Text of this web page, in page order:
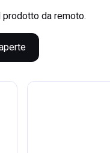
prodotto da remoto.